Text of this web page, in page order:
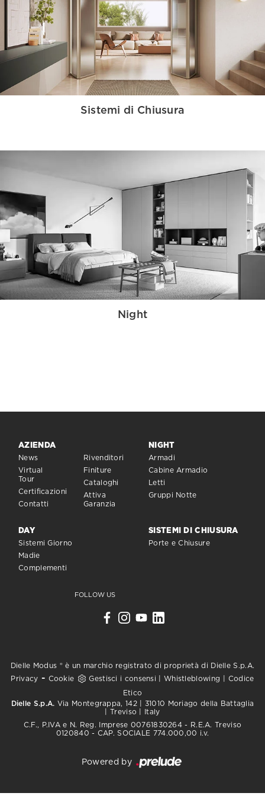
Sistemi di Chiusura
Night
AZIENDA
News
Virtual
Tour
Certificazioni
Contatti
Rivenditori
Finiture
Cataloghi
Attiva
Garanzia
NIGHT
Armadi
Cabine Armadio
Letti
Gruppi Notte
DAY
Sistemi Giorno
Madie
Complementi
SISTEMI DI CHIUSURA
Porte e Chiusure
FOLLOW US
Dielle Modus ® è un marchio registrato di proprietà di Dielle S.p.A.
Privacy - Cookie Gestisci i consensi Whistleblowing
Codice
Etico
Dielle S.p.A. Via Montegrappa, 142 | 31010 Moriago della Battaglia
| Treviso | Italy
C.F., P.IVA e N. Reg. Imprese 00761830264 - R.E.A. Treviso
0120840 - CAP. SOCIALE 774.000,00 i.v.
Powered by